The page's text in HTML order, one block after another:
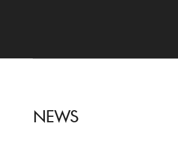
NEWS